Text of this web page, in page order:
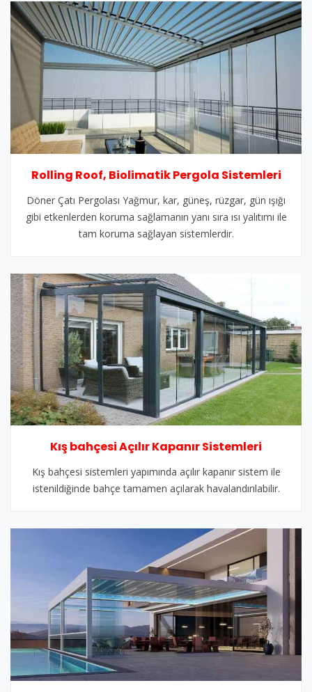
Rolling Roof, Biolimatik Pergola Sistemleri
Döner Çatı Pergolası Yağmur, kar, güneş, rüzgar, gün ışığı
gibi etkenlerden koruma sağlamanın yanı sıra ısı yalıtımı ile
tam koruma sağlayan sistemlerdir.
Kış bahçesi Açılır Kapanır Sistemleri
Kış bahçesi sistemleri yapımında açılır kapanır sistem ile
istenildiğinde bahçe tamamen açılarak havalandırılabilir.